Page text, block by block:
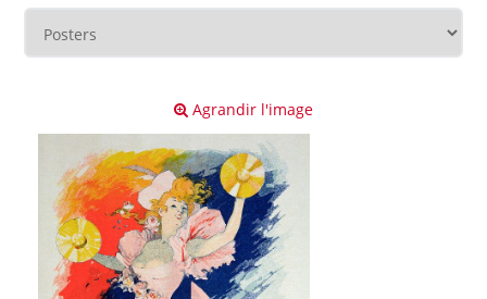
Agrandir l'image